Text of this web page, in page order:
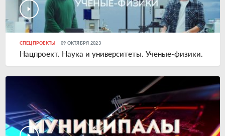
СПЕЦПРОЕКТЫ 09 ОКТЯБРЯ 2023
Нацпроект. Наука и университеты. Ученые-физики.